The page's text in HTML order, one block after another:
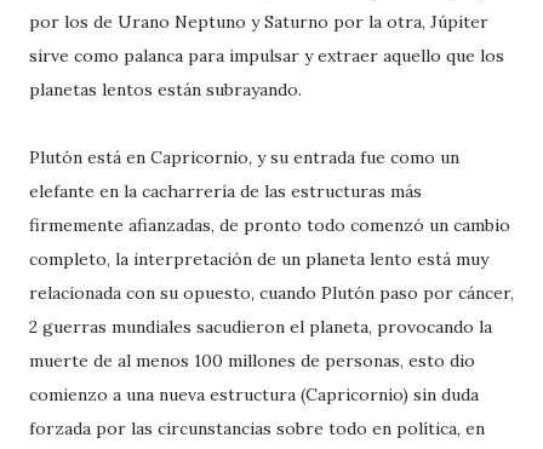
por los de Urano Neptuno y Saturno por la otra, Júpiter
sirve como palanca para impulsar y extraer aquello que los
planetas lentos están subrayando.
Plutón está en Capricornio, y su entrada fue como un
elefante en la cacharrería de las estructuras más
firmemente afianzadas, de pronto todo comenzó un cambio
completo, la interpretación de un planeta lento está muy
relacionada con su opuesto, cuando Plutón paso por cáncer,
2 guerras mundiales sacudieron el planeta, provocando la
muerte de al menos 100 millones de personas, esto dio
comienzo a una nueva estructura (Capricornio) sin duda
forzada por las circunstancias sobre todo en política, en